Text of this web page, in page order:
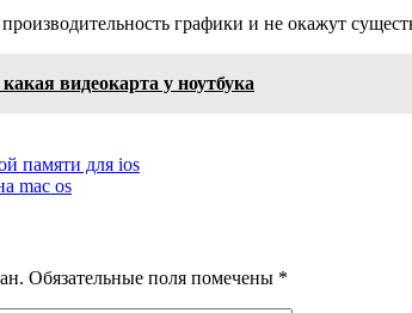
графики и не окажут
видеокарта у ноутбука
памяти для ios
mac os
Обязательные поля помечены *